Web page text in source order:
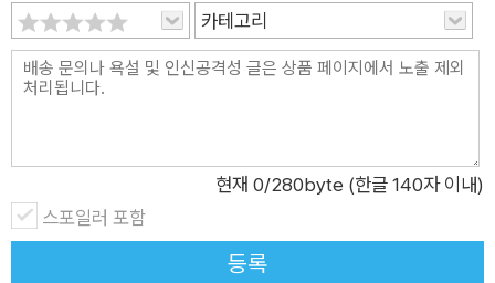
부정할 수 없다. 이 책은 근대화 과정에서 서구 세계의 프레임마
저 그대로 내면화하여 우리의 정체성마저 잃어버린 것이 아닌지
질문을 던지며, 이제 프레임에서 완전히 벗어나 다른 세상을 상상
번도 의심한 적 없이 수용해온 신념들을 바닥부터 뒤집어엎고 부
정해야 하는 과정을 겪을 수도 있다. 하지만 저자는 이것이 권력
의 프레임을 벗어나, 역사를 보는 자신만의 관점을 얻을 수 있는
길이라고 말한다. 지금, 역사를 읽는 진정한 이유와 새로운 희열
카테고리
현재 0/280byte (한글 140자 이내)
스포일러 포함
등록